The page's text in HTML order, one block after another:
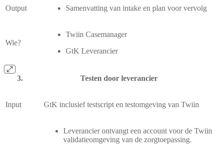
Output Samenvatting van intake en plan voor vervolg
Wie?
Twiin Casemanager
GtK Leverancier
Testen door leverancier
Input GtK inclusief testscript en testomgeving van Twiin
Leverancier ontvangt een account voor de Twiin
validatieomgeving van de zorgtoepassing.